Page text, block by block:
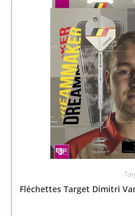
Fléchettes Target Dimitri